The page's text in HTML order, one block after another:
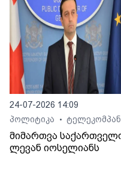
24-07-2026 14:09
პოლიტიკა
•
მიმართვა
ლევან იოსელიანს